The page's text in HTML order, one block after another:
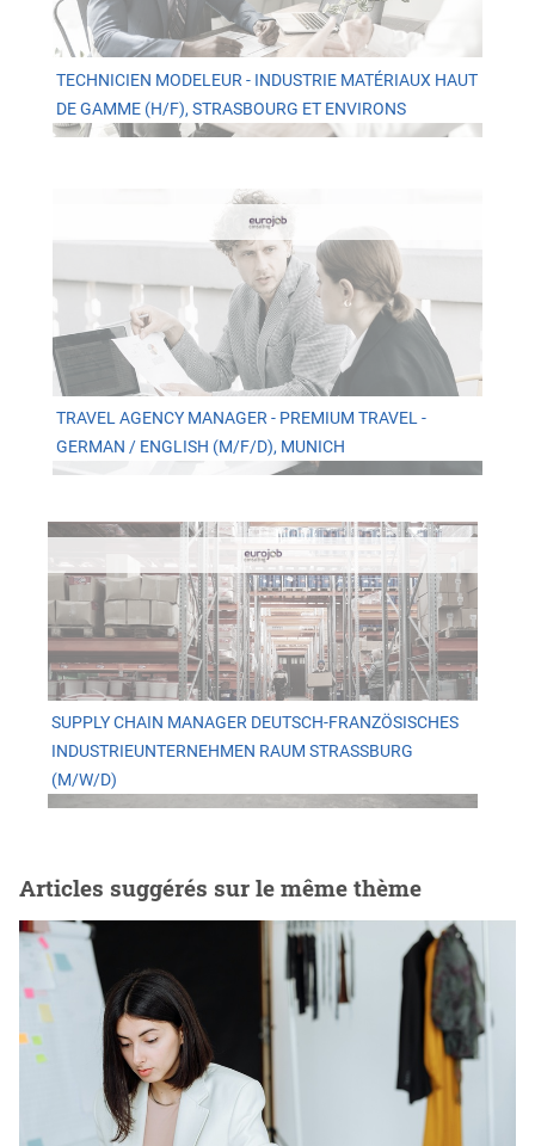
TECHNICIEN MODELEUR - INDUSTRIE MATÉRIAUX HAUT
DE GAMME (H/F), STRASBOURG ET ENVIRONS
TRAVEL AGENCY MANAGER - PREMIUM TRAVEL -
GERMAN / ENGLISH (M/F/D), MUNICH
SUPPLY CHAIN MANAGER DEUTSCH-FRANZÖSISCHES
INDUSTRIEUNTERNEHMEN RAUM STRASSBURG (
M/W/D)
Articles suggérés sur le même thème